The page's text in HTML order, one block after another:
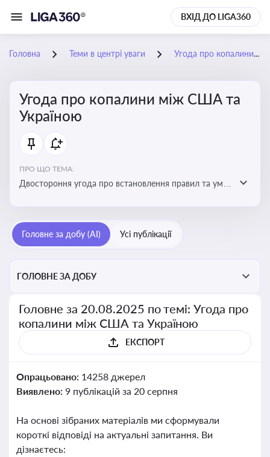
ВХІД ДО LIGA360
Головна Теми в центрі уваги Угода про копалини між США та Україною
Угода про копалини між США та
Україною
ПРО ЩО ТЕМА:
Двостороння угода про встановлення правил та умов
перспективи України
Головне за добу (AI) Усі публікації
ГОЛОВНЕ ЗА ДОБУ
Головне за 20.08.2025 по темі: Угода про
копалини між США та Україною
ЕКСПОРТ
Опрацьовано: 14258 джерел
Виявлено: 9 публікацій за 20 серпня
На основі зібраних матеріалів ми сформували
короткі відповіді на актуальні запитання. Ви
дізнаєтесь: